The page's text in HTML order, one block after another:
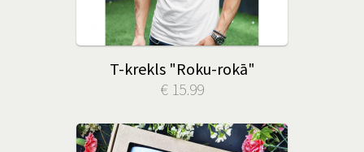
T-krekls "Roku-rokā"
€ 15.99